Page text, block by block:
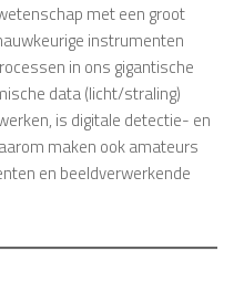
met een groot
instrumenten
in ons gigantische
data (licht/straling)
is digitale detectie- en
maken ook amateurs
en beeldverwerkende